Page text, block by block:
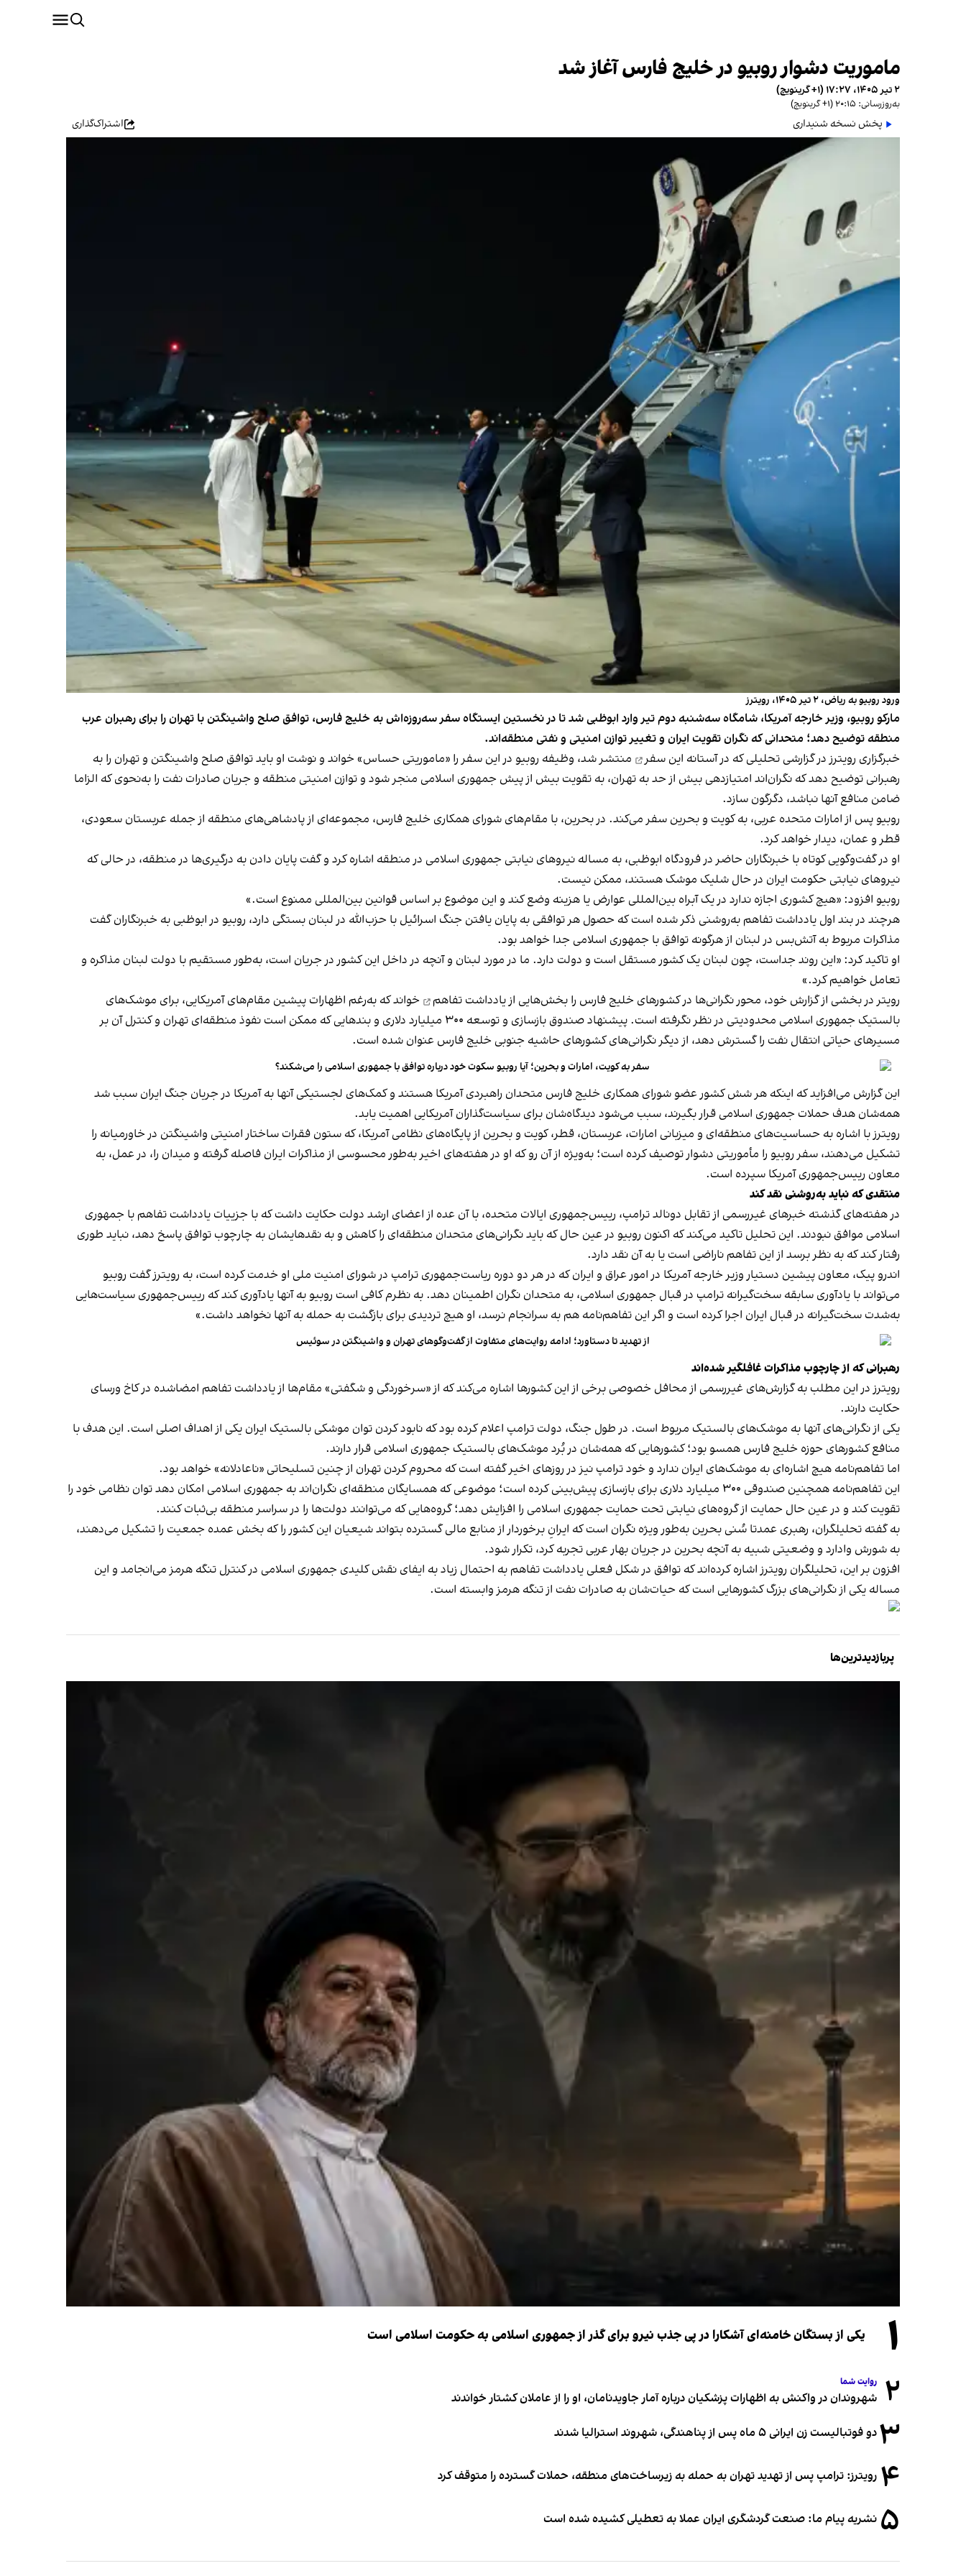
ماموریت دشوار روبیو در خلیج فارس آغاز شد
۲ تیر ۱۴۰۵، ۱۷:۲۷ (‎+۱ گرینویچ)
به‌روزرسانی: ۲۰:۱۵ (‎+۱ گرینویچ)
پخش نسخه شنیداری اشتراک‌گذاری
ورود روبیو به ریاض، ۲ تیر ۱۴۰۵، رویترز
مارکو روبیو، وزیر خارجه آمریکا، شامگاه سه‌شنبه دوم تیر وارد ابوظبی شد تا در نخستین ایستگاه سفر سه‌روزه‌اش به خلیج فارس، توافق صلح واشینگتن با تهران را برای رهبران عرب
منطقه توضیح دهد؛ متحدانی که نگران تقویت ایران و تغییر توازن امنیتی و نفتی منطقه‌اند.
خبرگزاری رویترز در گزارشی تحلیلی که در آستانه این سفر
منتشر شد، وظیفه روبیو در این سفر را «ماموریتی حساس» خواند و نوشت او باید توافق صلح واشینگتن و تهران را به
رهبرانی توضیح دهد که نگران‌اند امتیازدهی بیش از حد به تهران، به تقویت بیش از پیش جمهوری اسلامی منجر شود و توازن امنیتی منطقه و جریان صادرات نفت را به‌نحوی که الزاما
ضامن منافع آنها نباشد، دگرگون سازد.
روبیو پس از امارات متحده عربی، به کویت و بحرین سفر می‌کند. در بحرین، با مقام‌های شورای همکاری خلیج فارس، مجموعه‌ای از پادشاهی‌های منطقه از جمله عربستان سعودی،
قطر و عمان، دیدار خواهد کرد.
او در گفت‌وگویی کوتاه با خبرنگاران حاضر در فرودگاه ابوظبی، به مساله نیروهای نیابتی جمهوری اسلامی در منطقه اشاره کرد و گفت پایان دادن به درگیری‌ها در منطقه، در حالی که
نیروهای نیابتی حکومت ایران در حال شلیک موشک هستند، ممکن نیست.
روبیو افزود: «هیچ کشوری اجازه ندارد در یک آبراه بین‌المللی عوارض یا هزینه وضع کند و این موضوع بر اساس قوانین بین‌المللی ممنوع است.»
هرچند در بند اول یادداشت تفاهم به‌روشنی ذکر شده است که حصول هر توافقی به پایان یافتن جنگ اسرائیل با حزب‌الله در لبنان بستگی دارد، روبیو در ابوظبی به خبرنگاران گفت
مذاکرات مربوط به آتش‌بس در لبنان از هرگونه توافق با جمهوری اسلامی جدا خواهد بود.
او تاکید کرد: «این روند جداست، چون لبنان یک کشور مستقل است و دولت دارد. ما در مورد لبنان و آنچه در داخل این کشور در جریان است، به‌طور مستقیم با دولت لبنان مذاکره و
تعامل خواهیم کرد.»
رویتر در بخشی از گزارش خود، محور نگرانی‌ها در کشورهای خلیج فارس را بخش‌هایی ازیادداشت تفاهم
خواند که به‌رغم اظهارات پیشین مقام‌های آمریکایی، برای موشک‌های
بالستیک جمهوری اسلامی محدودیتی در نظر نگرفته است. پیشنهاد صندوق بازسازی و توسعه ۳۰۰ میلیارد دلاری و بندهایی که ممکن است نفوذ منطقه‌ای تهران و کنترل آن بر
مسیرهای حیاتی انتقال نفت را گسترش دهد، از دیگر نگرانی‌های کشورهای حاشیه جنوبی خلیج فارس عنوان شده است.
سفر به کویت، امارات و بحرین؛ آیا روبیو سکوت خود درباره توافق با جمهوری اسلامی را می‌شکند؟
این گزارش می‌افزاید که اینکه هر شش کشور عضو شورای همکاری خلیج فارس متحدان راهبردی آمریکا هستند و کمک‌های لجستیکی آنها به آمریکا در جریان جنگ ایران سبب شد
همه‌شان هدف حملات جمهوری اسلامی قرار بگیرند، سبب می‌شود دیدگاه‌شان برای سیاست‌گذاران آمریکایی اهمیت یابد.
رویترز با اشاره به حساسیت‌های منطقه‌ای و میزبانی امارات، عربستان، قطر، کویت و بحرین از پایگاه‌های نظامی آمریکا، که ستون فقرات ساختار امنیتی واشینگتن در خاورمیانه را
تشکیل می‌دهند، سفر روبیو را مأموریتی دشوار توصیف کرده است؛ به‌ویژه از آن رو که او در هفته‌های اخیر به‌طور محسوسی از مذاکرات ایران فاصله گرفته و میدان را، در عمل، به
معاون رییس‌جمهوری آمریکا سپرده است.
منتقدی که نباید به‌روشنی نقد کند
در هفته‌های گذشته خبرهای غیررسمی از تقابل دونالد ترامپ، رییس‌جمهوری ایالات متحده، با آن عده از اعضای ارشد دولت حکایت داشت که با جزییات یادداشت تفاهم با جمهوری
اسلامی موافق نبودند. این تحلیل تاکید می‌کند که اکنون روبیو در عین حال که باید نگرانی‌های متحدان منطقه‌ای را کاهش و به نقدهایشان به چارچوب توافق پاسخ دهد، نباید طوری
رفتار کند که به نظر برسد از این تفاهم ناراضی است یا به آن نقد دارد.
اندرو پیک، معاون پیشین دستیار وزیر خارجه آمریکا در امور عراق و ایران که در هر دو دوره ریاست‌جمهوری ترامپ در شورای امنیت ملی او خدمت کرده است، به رویترز گفت روبیو
می‌تواند با یادآوری سابقه سخت‌گیرانه ترامپ در قبال جمهوری اسلامی، به متحدان نگران اطمینان دهد. به نظرم کافی است روبیو به آنها یادآوری کند که رییس‌جمهوری سیاست‌هایی
به‌شدت سخت‌گیرانه در قبال ایران اجرا کرده است و اگر این تفاهم‌نامه هم به سرانجام نرسد، او هیچ تردیدی برای بازگشت به حمله به آنها نخواهد داشت.»
از تهدید تا دستاورد؛ ادامه روایت‌های متفاوت از گفت‌وگوهای تهران و واشینگتن در سوئیس
رهبرانی که از چارچوب مذاکرات غافلگیر شده‌اند
رویترز در این مطلب به گزارش‌های غیررسمی از محافل خصوصی برخی از این کشورها اشاره می‌کند که از «سرخوردگی و شگفتی» مقام‌ها از یادداشت تفاهم امضاشده در کاخ ورسای
حکایت دارند.
یکی از نگرانی‌های آنها به موشک‌های بالستیک مربوط است. در طول جنگ، دولت ترامپ اعلام کرده بود که نابود کردن توان موشکی بالستیک ایران یکی از اهداف اصلی است. این هدف با
منافع کشورهای حوزه خلیج فارس همسو بود؛ کشورهایی که همه‌شان در بُرد موشک‌های بالستیک جمهوری اسلامی قرار دارند.
اما تفاهم‌نامه هیچ اشاره‌ای به موشک‌های ایران ندارد و خود ترامپ نیز در روزهای اخیر گفته است که محروم کردن تهران از چنین تسلیحاتی «ناعادلانه» خواهد بود.
این تفاهم‌نامه همچنین صندوقی ۳۰۰ میلیارد دلاری برای بازسازی پیش‌بینی کرده است؛ موضوعی که همسایگان منطقه‌ای نگران‌اند به جمهوری اسلامی امکان دهد توان نظامی خود را
تقویت کند و در عین حال حمایت از گروه‌های نیابتی تحت حمایت جمهوری اسلامی را افزایش دهد؛ گروه‌هایی که می‌توانند دولت‌ها را در سراسر منطقه بی‌ثبات کنند.
به گفته تحلیلگران، رهبری عمدتا سُنی بحرین به‌‌طور ویژه نگران است که ایرانِ برخوردار از منابع مالی گسترده بتواند شیعیان این کشور را که بخش عمده جمعیت را تشکیل می‌دهند،
به شورش وادارد و وضعیتی شبیه به آنچه بحرین در جریان بهار عربی تجربه کرد، تکرار شود.
افزون بر این، تحلیلگران رویترز اشاره کرده‌اند که توافق در شکل فعلی یادداشت تفاهم به احتمال زیاد به ایفای نقش کلیدی جمهوری اسلامی در کنترل تنگه هرمز می‌انجامد و این
مساله یکی از نگرانی‌های بزرگ کشورهایی است که حیات‌شان به صادرات نفت از تنگه هرمز وابسته است.
پربازدیدترین‌ها
۱ یکی از بستگان خامنه‌ای آشکارا در پی جذب نیرو برای گذر از جمهوری اسلامی به حکومت اسلامی است
۲ روایت شما
شهروندان در واکنش به اظهارات پزشکیان درباره آمار جاویدنامان، او را از عاملان کشتار خواندند
۳دو فوتبالیست زن ایرانی ۵ ماه پس از پناهندگی، شهروند استرالیا شدند
۴ رویترز: ترامپ پس از تهدید تهران به حمله به زیرساخت‌های منطقه، حملات گسترده را متوقف کرد
۵ نشریه پیام ما: صنعت گردشگری ایران عملا به تعطیلی کشیده شده است